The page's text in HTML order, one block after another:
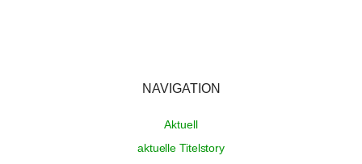
NAVIGATION
Aktuell
aktuelle Titelstory